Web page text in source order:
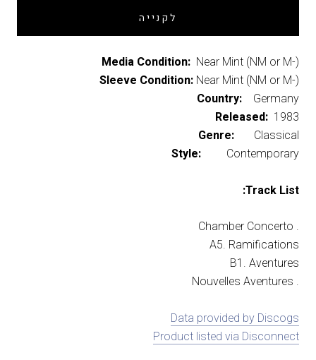
לקנייה
Media Condition: Near Mint (NM or M-)
Sleeve Condition: Near Mint (NM or M-)
Country: Germany
Released: 1983
Genre: Classical
Style: Contemporary
Track List:
. Chamber Concerto
A5. Ramifications
B1. Aventures
. Nouvelles Aventures
Data provided by Discogs
Product listed via Disconnect